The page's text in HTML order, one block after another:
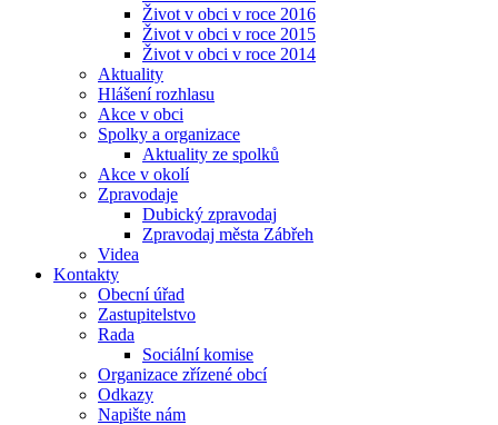
Život v obci v roce 2016
Život v obci v roce 2015
Život v obci v roce 2014
Aktuality
Hlášení rozhlasu
Akce v obci
Spolky a organizace
Aktuality ze spolků
Akce v okolí
Zpravodaje
Dubický zpravodaj
Zpravodaj města Zábřeh
Videa
Kontakty
Obecní úřad
Zastupitelstvo
Rada
Sociální komise
Organizace zřízené obcí
Odkazy
Napište nám